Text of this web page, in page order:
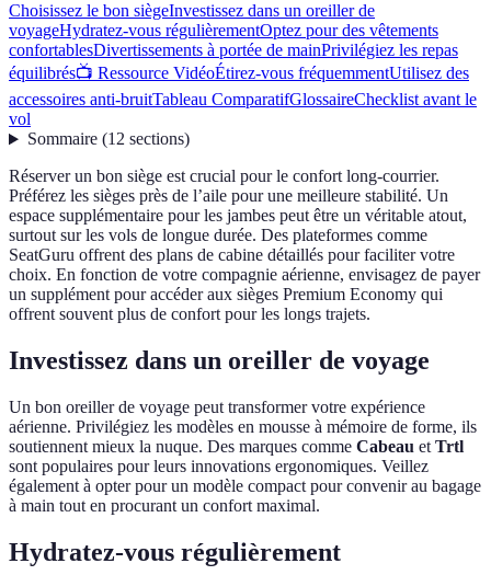
Choisissez le bon siègeInvestissez dans un oreiller de
voyageHydratez-vous régulièrementOptez pour des vêtements
confortablesDivertissements à portée de mainPrivilégiez les repas
équilibrés📺 Ressource VidéoÉtirez-vous fréquemmentUtilisez des
accessoires anti-bruitTableau ComparatifGlossaireChecklist avant le
vol
Sommaire(12 sections)
Réserver un bon siège est crucial pour le confort long-courrier.
Préférez les sièges près de l’aile pour une meilleure stabilité. Un
espace supplémentaire pour les jambes peut être un véritable atout,
surtout sur les vols de longue durée. Des plateformes comme
SeatGuru offrent des plans de cabine détaillés pour faciliter votre
choix. En fonction de votre compagnie aérienne, envisagez de payer
un supplément pour accéder aux sièges Premium Economy qui
offrent souvent plus de confort pour les longs trajets.
Investissez dans un oreiller de voyage
Un bon oreiller de voyage peut transformer votre expérience
aérienne. Privilégiez les modèles en mousse à mémoire de forme, ils
soutiennent mieux la nuque. Des marques comme Cabeau et Trtl
sont populaires pour leurs innovations ergonomiques. Veillez
également à opter pour un modèle compact pour convenir au bagage
à main tout en procurant un confort maximal.
Hydratez-vous régulièrement